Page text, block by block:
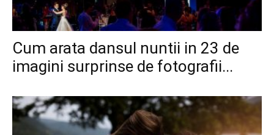
Cum arata dansul nuntii in 23 de
imagini surprinse de fotografii...